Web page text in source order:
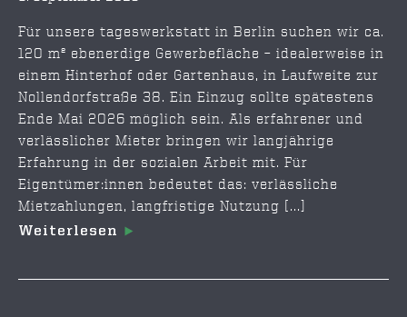
Für unsere tageswerkstatt in Berlin suchen wir ca.
120 m² ebenerdige Gewerbefläche – idealerweise in
einem Hinterhof oder Gartenhaus, in Laufweite zur
Nollendorfstraße 38. Ein Einzug sollte spätestens
Ende Mai 2026 möglich sein. Als erfahrener und
verlässlicher Mieter bringen wir langjährige
Erfahrung in der sozialen Arbeit mit. Für
Eigentümer:innen bedeutet das: verlässliche
Mietzahlungen, langfristige Nutzung [...]
Weiterlesen